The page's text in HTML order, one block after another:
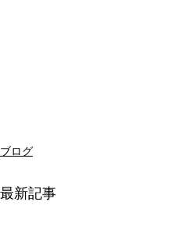
ブログ
最新記事